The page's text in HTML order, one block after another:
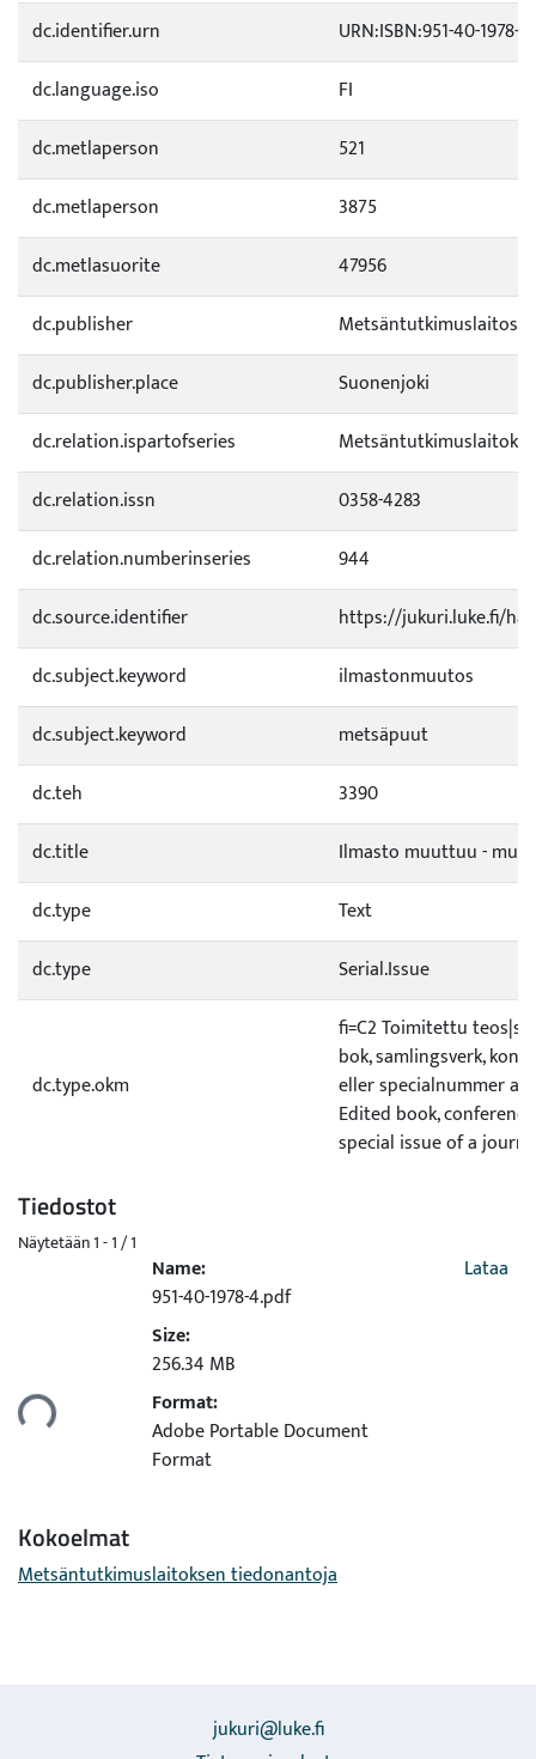
dc.identifier.urn
URN:ISBN:951-40-1978-4
dc.language.iso
FI
dc.metlaperson
521
dc.metlaperson
3875
dc.metlasuorite
47956
dc.publisher
Metsäntutkimuslaitos
dc.publisher.place
Suonenjoki
dc.relation.ispartofseries
dc.relation.issn
0358-4283
dc.relation.numberinseries
944
dc.source.identifier
https://jukuri.luke.fi/
dc.subject.keyword
ilmastonmuutos
dc.subject.keyword
metsäpuut
dc.teh
3390
dc.title
Ilmasto muuttuu -
dc.type
Text
dc.type
Serial.Issue
dc.type.okm
fi=C2 Toimitettu
bok, samlingsverk,
eller specialnummer
Edited book,
special issue of a
Tiedostot
Näytetään1 - 1 / 1
Name:
951-40-1978-4.pdf
Size:
256.34 MB
Format:
Adobe Portable Document
Format
Lataa
Kokoelmat
Metsäntutkimuslaitoksen tiedonantoja
jukuri@luke.fi